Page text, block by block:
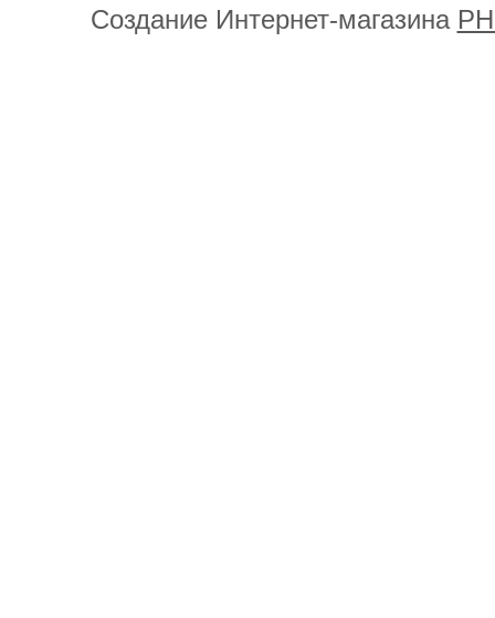
Создание Интернет-магазина